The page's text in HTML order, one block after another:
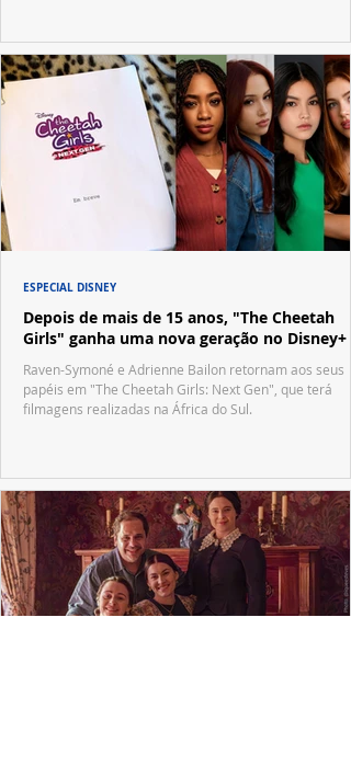
Depois de mais de 15 anos, "The Cheetah
Girls" ganha uma nova geração no Disney+
Raven-Symoné e Adrienne Bailon retornam aos seus
papéis em "The Cheetah Girls: Next Gen", que terá
filmagens realizadas na África do Sul.
ESPECIAL DISNEY